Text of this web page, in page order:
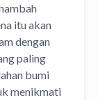
itu akan
dengan
paling
bumi
menikmati